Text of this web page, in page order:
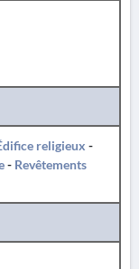
religieux -
- Revêtements